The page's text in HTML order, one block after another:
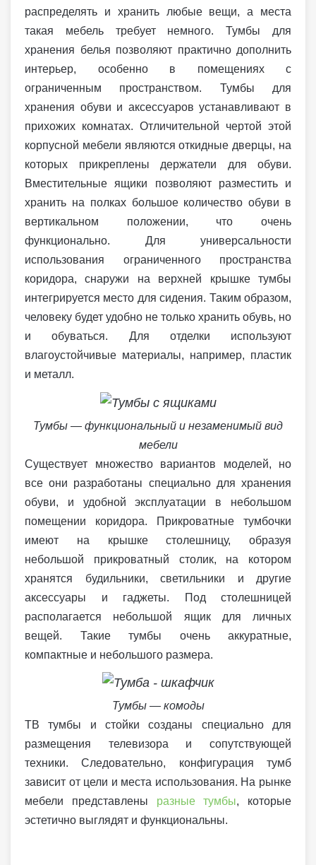
распределять и хранить любые вещи, а места
такая мебель требует немного. Тумбы для
хранения белья позволяют практично дополнить
интерьер, особенно в помещениях с
ограниченным пространством. Тумбы для
хранения обуви и аксессуаров устанавливают в
прихожих комнатах. Отличительной чертой этой
корпусной мебели являются откидные дверцы, на
которых прикреплены держатели для обуви.
Вместительные ящики позволяют разместить и
хранить на полках большое количество обуви в
вертикальном положении, что очень
функционально. Для универсальности
использования ограниченного пространства
коридора, снаружи на верхней крышке тумбы
интегрируется место для сидения. Таким образом,
человеку будет удобно не только хранить обувь, но
и обуваться. Для отделки используют
влагоустойчивые материалы, например, пластик
и металл.
Тумбы — функциональный и незаменимый вид
мебели
Существует множество вариантов моделей, но
все они разработаны специально для хранения
обуви, и удобной эксплуатации в небольшом
помещении коридора. Прикроватные тумбочки
имеют на крышке столешницу, образуя
небольшой прикроватный столик, на котором
хранятся будильники, светильники и другие
аксессуары и гаджеты. Под столешницей
располагается небольшой ящик для личных
вещей. Такие тумбы очень аккуратные,
компактные и небольшого размера.
Тумбы — комоды
ТВ тумбы и стойки созданы специально для
размещения телевизора и сопутствующей
техники. Следовательно, конфигурация тумб
зависит от цели и места использования. На рынке
мебели представлены разные тумбы, которые
эстетично выглядят и функциональны.